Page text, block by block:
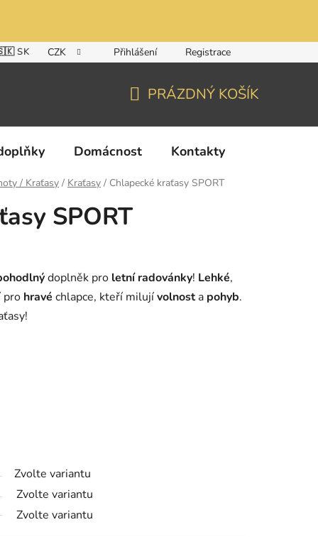
SK CZK Přihlášení Registrace
KOŠÍK
PRÁZDNÝ KOŠÍK
Domácnost Kontakty
/ Kraťasy / Kraťasy / Chlapecké kraťasy SPORT
SPORT
doplněk pro letní radovánky! Lehké,
pro hravé chlapce, kteří milujívolnosta pohyb.
Zvolte variantu
Zvolte variantu
Zvolte variantu